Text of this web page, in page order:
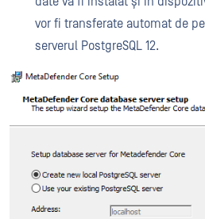
vor fi transferate automat de
serverul PostgreSQL 12.